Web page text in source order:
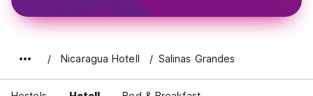
Nicaragua Hotell Salinas Grandes